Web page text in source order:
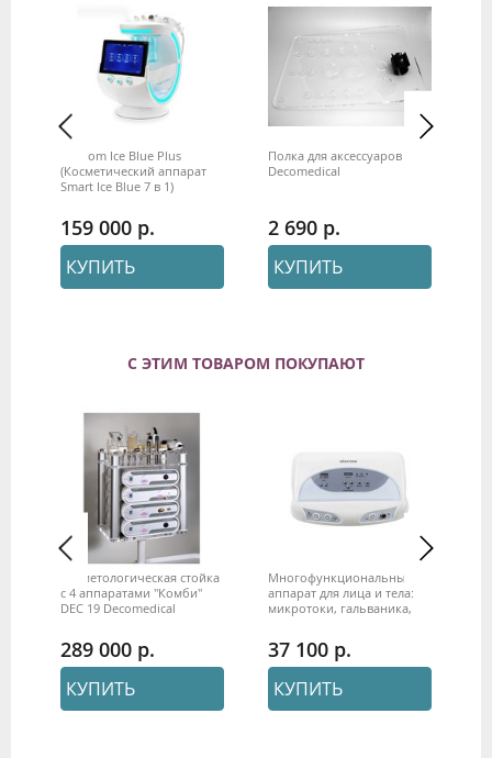
Wisdom Ice Blue Plus
(Косметический аппарат
Smart Ice Blue 7 в 1)
159 000
КУПИТЬ
Полка для аксессуаров
Decomedical
2 690
КУПИТЬ
С ЭТИМ ТОВАРОМ ПОКУПАЮТ
Косметологическая стойка
с 4 аппаратами "Комби"
DEC 19 Decomedical
289 000
КУПИТЬ
Многофункциональный
аппарат для лица и тела:
микротоки, гальваника,
37 100
КУПИТЬ